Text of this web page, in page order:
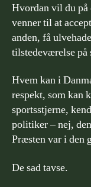
Hvordan vil du på
venner til at
anden, få
tilstedeværelse
Hvem kan i
respekt, som kan
sportsstjerne,
politiker – nej,
Præsten var i den
De sad tavse.